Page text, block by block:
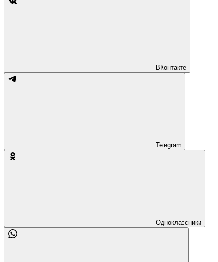
ВКонтакте
Telegram
Одноклассники